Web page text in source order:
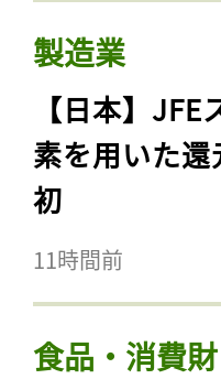
製造業
【日本】
素を用いた
初
11時間前
食品・消費